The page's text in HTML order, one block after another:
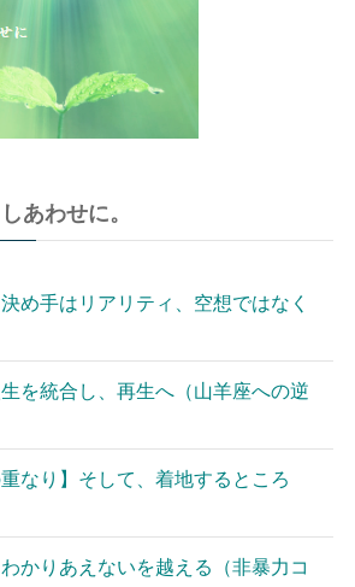
あわせに。
め手はリアリティ、空想ではなく
生を統合し、再生へ（山羊座への逆
重なり】そして、着地するところ
わかりあえないを越える（非暴力コ